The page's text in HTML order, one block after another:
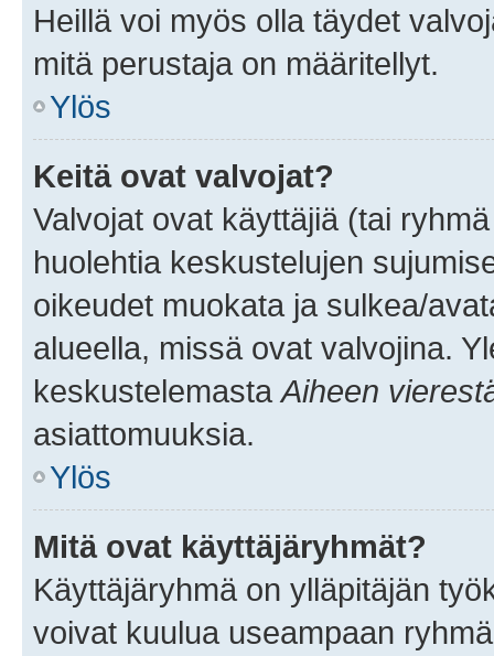
Heillä voi myös olla täydet
mitä perustaja on määritellyt.
Ylös
Keitä ovat valvojat?
Valvojat ovat käyttäjiä (tai
huolehtia keskustelujen
oikeudet muokata ja sulkea/
alueella, missä ovat valvojina.
keskustelemasta Aiheen
asiattomuuksia.
Ylös
Mitä ovat käyttäjäryhmät?
Käyttäjäryhmä on ylläpitäjän
voivat kuulua useampaan